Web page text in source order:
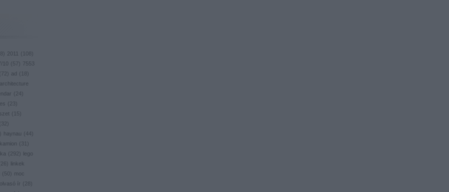
) 2011 ( 108 )
10 ( 57) 7553
72) ad ( 18 )
architecture
( 24)
( 23)
( 15)
32)
) haynau ( 44)
kamion ( 31
)
( 292)
lego
26 )
linkek
( 50) moc
olvasó ír ( 28 )